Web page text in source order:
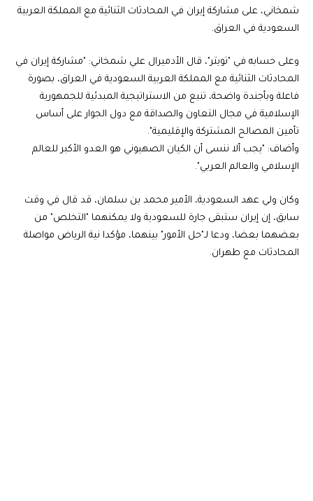
شمخاني، على مشاركة إيران في المحادثات الثنائية مع المملكة العربية
السعودية في العراق.
وعلى حسابه في "تويتر"، قال الأدميرال علي شمخاني: "مشاركة إيران في
المحادثات الثنائية مع المملكة العربية السعودية في العراق، بصورة
فاعلة وبأجندة واضحة، تنبع من الاستراتيجية المبدئية للجمهورية
الإسلامية في مجال التعاون والصداقة مع دول الجوار على أساس
تأمين المصالح المشتركة والإقليمية".
وأضاف: "يجب ألا ننسى أن الكيان الصهيوني هو العدو الأكبر للعالم
الإسلامي والعالم العربي".
وكان ولي عهد السعودية، الأمير محمد بن سلمان، قد قال في وقت
سابق، إن إيران ستبقى جارة للسعودية ولا يمكنهما "التخلص" من
بعضهما بعضا، ودعا لـ"حل الأمور" بينهما، مؤكدا نية الرياض مواصلة
المحادثات مع طهران.